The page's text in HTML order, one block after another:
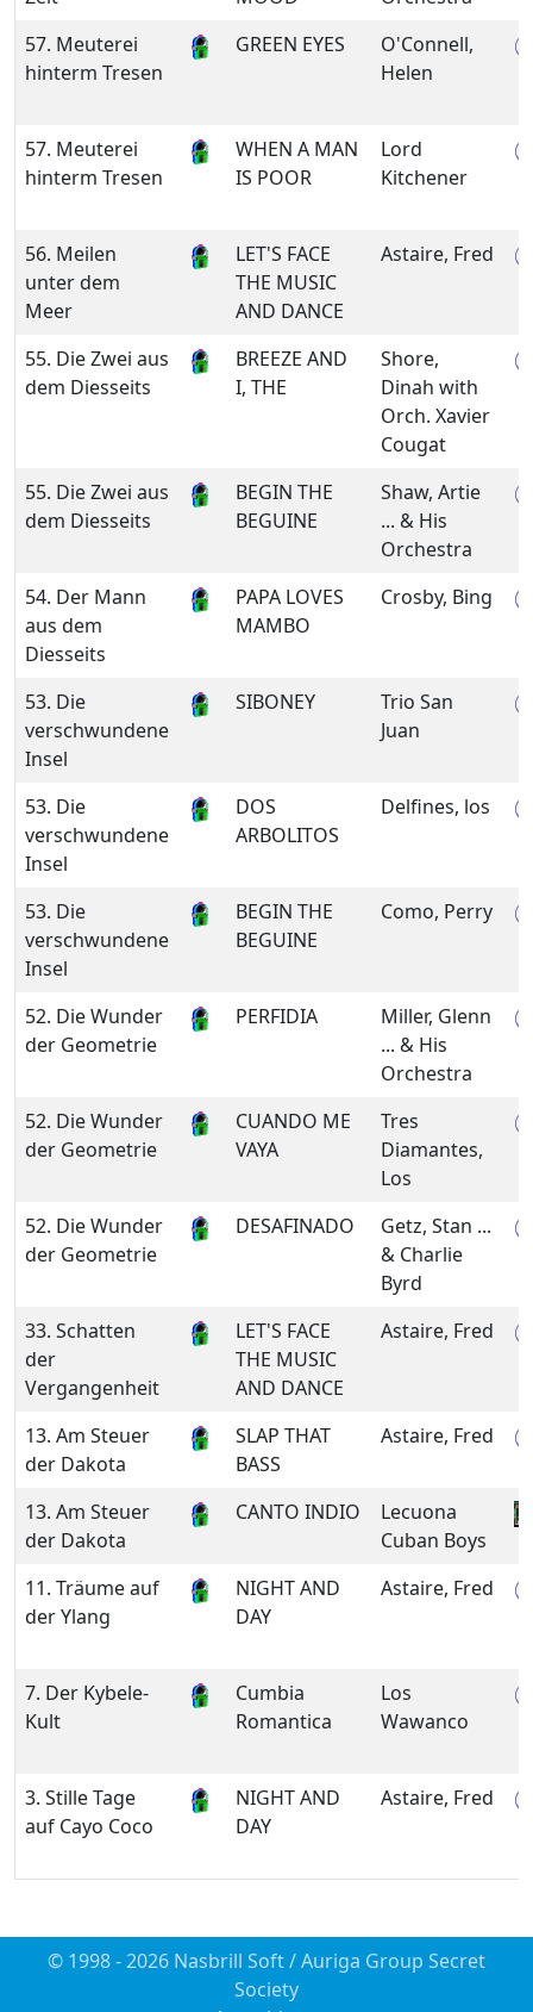
57. Meuterei
hinterm Tresen
GREEN EYES
O'Connell,
Helen
57. Meuterei
hinterm Tresen
WHEN A MAN
IS POOR
Lord
Kitchener
56. Meilen
unter dem
Meer
LET'S FACE
THE MUSIC
AND DANCE
Astaire, Fred
55. Die Zwei aus
dem Diesseits
BREEZE AND
I, THE
Shore,
Dinah with
Orch. Xavier
Cougat
55. Die Zwei aus
dem Diesseits
BEGIN THE
BEGUINE
Shaw, Artie
... & His
Orchestra
54. Der Mann
aus dem
Diesseits
PAPA LOVES
MAMBO
Crosby, Bing
53. Die
verschwundene
Insel
SIBONEY
Trio San
Juan
53. Die
verschwundene
Insel
DOS
ARBOLITOS
Delfines, los
53. Die
verschwundene
Insel
BEGIN THE
BEGUINE
Como, Perry
52. Die Wunder
der Geometrie
PERFIDIA
Miller, Glenn
... & His
Orchestra
52. Die Wunder
der Geometrie
CUANDO ME
VAYA
Tres
Diamantes,
Los
52. Die Wunder
der Geometrie
DESAFINADO
Getz, Stan ...
& Charlie
Byrd
33. Schatten
der
Vergangenheit
LET'S FACE
THE MUSIC
AND DANCE
Astaire, Fred
13. Am Steuer
der Dakota
SLAP THAT
BASS
Astaire, Fred
13. Am Steuer
der Dakota
CANTO INDIO
Lecuona
Cuban Boys
11. Träume auf
der Ylang
NIGHT AND
DAY
Astaire, Fred
7. Der Kybele-
Kult
Cumbia
Romantica
Los
Wawanco
3. Stille Tage
auf Cayo Coco
NIGHT AND
DAY
Astaire, Fred
© 1998 - 2026 Nasbrill Soft / Auriga Group Secret
Society